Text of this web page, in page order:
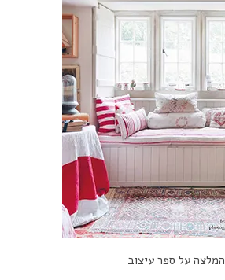
המלצה על ספר עיצוב